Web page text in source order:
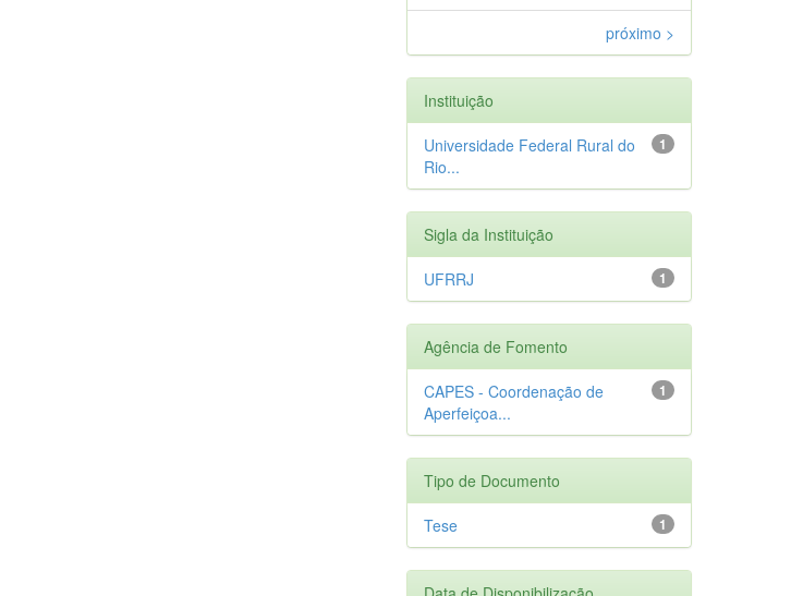
próximo >
Instituição
1
Universidade Federal Rural do
Rio...
Sigla da Instituição
1
UFRRJ
Agência de Fomento
1
CAPES - Coordenação de
Aperfeiçoa...
Tipo de Documento
1
Tese